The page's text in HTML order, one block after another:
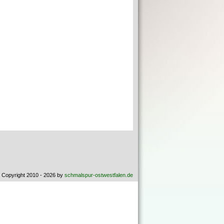
2010 - 2026 by schmalspur-ostwestfalen.de